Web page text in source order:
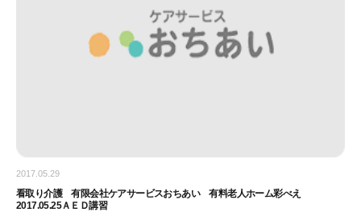
2017.05.29
看取り介護 有限会社ケアサービスおちあい 有料老人ホーム彩べえ
2017.05.25ＡＥＤ講習